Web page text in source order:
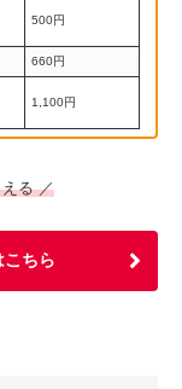
500円
660円
1,100円
る ／
こちら